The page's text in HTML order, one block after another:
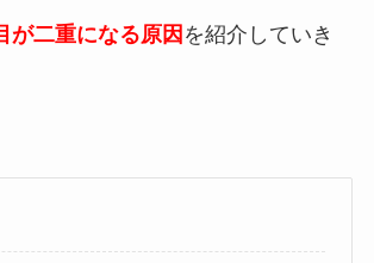
が二重になる原因 を紹介していき